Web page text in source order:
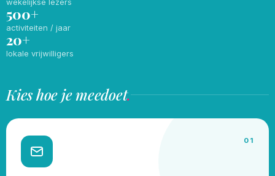
500+
activiteiten / jaar
20+
lokale vrijwilligers
Kies hoe je meedoet.
01